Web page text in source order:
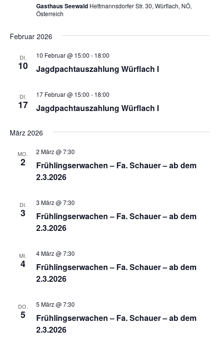
Gasthaus Seewald Hettmannsdorfer Str. 30, Würflach, NÖ,
Österreich
Februar 2026
DI.
10 Jagdpachtauszahlung Würflach I
10 Februar @ 15:00 - 18:00
DI.
17 Jagdpachtauszahlung Würflach I
17 Februar @ 15:00 - 18:00
März 2026
MO.
2
Frühlingserwachen – Fa. Schauer – ab dem
2.3.2026
2 März @ 7:30
DI.
3
Frühlingserwachen – Fa. Schauer – ab dem
2.3.2026
3 März @ 7:30
MI.
4
Frühlingserwachen – Fa. Schauer – ab dem
2.3.2026
4 März @ 7:30
DO.
5
Frühlingserwachen – Fa. Schauer – ab dem
2.3.2026
5 März @ 7:30